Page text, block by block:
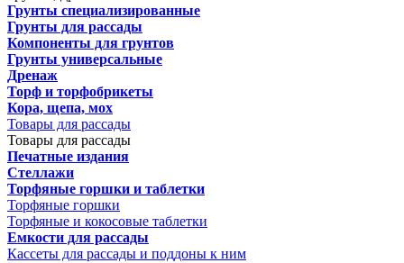
Грунты специализированные
Грунты для рассады
Компоненты для грунтов
Грунты универсальные
Дренаж
Торф и торфобрикеты
Кора, щепа, мох
Товары для рассады
Товары для рассады
Печатные издания
Стеллажи
Торфяные горшки и таблетки
Торфяные горшки
Торфяные и кокосовые таблетки
Емкости для рассады
Кассеты для рассады и поддоны к ним